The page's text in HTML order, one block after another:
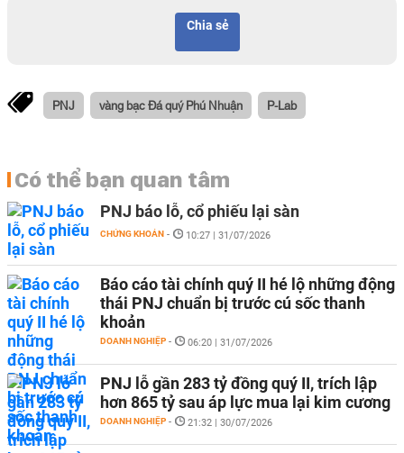
Chia sẻ
PNJ vàng bạc Đá quý Phú Nhuận P-Lab
Có thể bạn quan tâm
PNJ báo lỗ, cổ phiếu lại sàn
CHỨNG KHOÁN - 10:27 | 31/07/2026
Báo cáo tài chính quý II hé lộ những động
thái PNJ chuẩn bị trước cú sốc thanh
khoản
DOANH NGHIỆP - 06:20 | 31/07/2026
PNJ lỗ gần 283 tỷ đồng quý II, trích lập
hơn 865 tỷ sau áp lực mua lại kim cương
DOANH NGHIỆP - 21:32 | 30/07/2026